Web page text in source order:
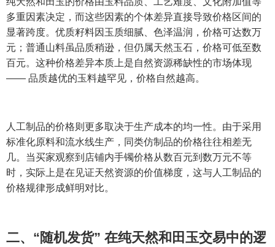
多重因素决定，而这些因素的个体差异直接导致价格区间的
显著跨度。优质籽料因玉质细腻、色泽温润，价格可达数万
元；普通山料虽品质稍逊，但仍属天然玉石，价格可低至数
百元。这种价格差异本质上是自然资源稀缺性的市场体现
—— 品质越优的玉料越罕见，价格自然越高。
人工制品的价格则更多取决于生产成本的均一性。由于采用
标准化原料和流水线生产，同类仿制品的价格往往相差无
几。当买家观察到店铺内手镯价格从数百元到数万元不等
时，实际上是在见证天然资源的价值梯度，这与人工制品的
价格规律形成鲜明对比。
二、“随机发货” 在纯天然和田玉交易中的逻